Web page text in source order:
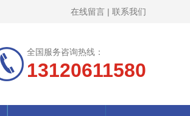
在线留言 | 联系我们
全国服务咨询热线：
13120611580